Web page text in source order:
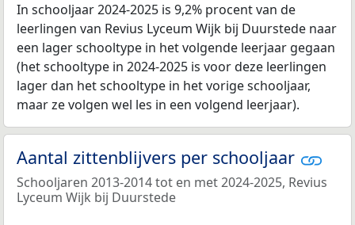
In schooljaar 2024-2025 is 9,2% procent van de
leerlingen van Revius Lyceum Wijk bij Duurstede naar
een lager schooltype in het volgende leerjaar gegaan
(het schooltype in 2024-2025 is voor deze leerlingen
lager dan het schooltype in het vorige schooljaar,
maar ze volgen wel les in een volgend leerjaar).
Aantal zittenblijvers per schooljaar
Schooljaren 2013-2014 tot en met 2024-2025, Revius
Lyceum Wijk bij Duurstede